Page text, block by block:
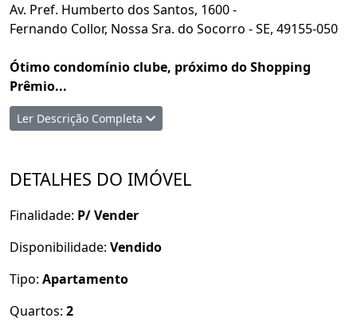
Av. Pref. Humberto dos Santos, 1600 -
Fernando Collor, Nossa Sra. do Socorro - SE, 49155-050
Ótimo condomínio clube, próximo do Shopping
Prêmio...
Dados do imóvel:
3° andar;
cozinha;
sala;
área de serviço;
1 vaga de garagem coberta
Ler Descrição Completa
DETALHES DO IMÓVEL
Finalidade: P/ Vender
Disponibilidade: Vendido
Tipo: Apartamento
Quartos: 2